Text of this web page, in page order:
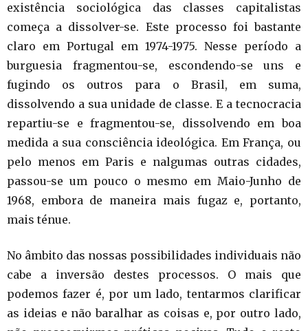
existência sociológica das classes capitalistas
começa a dissolver-se. Este processo foi bastante
claro em Portugal em 1974-1975. Nesse período a
burguesia fragmentou-se, escondendo-se uns e
fugindo os outros para o Brasil, em suma,
dissolvendo a sua unidade de classe. E a tecnocracia
repartiu-se e fragmentou-se, dissolvendo em boa
medida a sua consciência ideológica. Em França, ou
pelo menos em Paris e nalgumas outras cidades,
passou-se um pouco o mesmo em Maio-Junho de
1968, embora de maneira mais fugaz e, portanto,
mais ténue.
No âmbito das nossas possibilidades individuais não
cabe a inversão destes processos. O mais que
podemos fazer é, por um lado, tentarmos clarificar
as ideias e não baralhar as coisas e, por outro lado,